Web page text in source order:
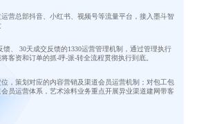
营总部抖音、小红书、视频号等流量平台，接入墨斗智
馈、 30天成交反馈的1330运营管理机制，通过管理执行
客资和订单的抓-呼-派-转全流程贯彻执行到底。
，策划对应的内容营销及渠道会员运营机制；对包工包
员运营体系，艺术涂料业务重点开展异业渠道建网带客